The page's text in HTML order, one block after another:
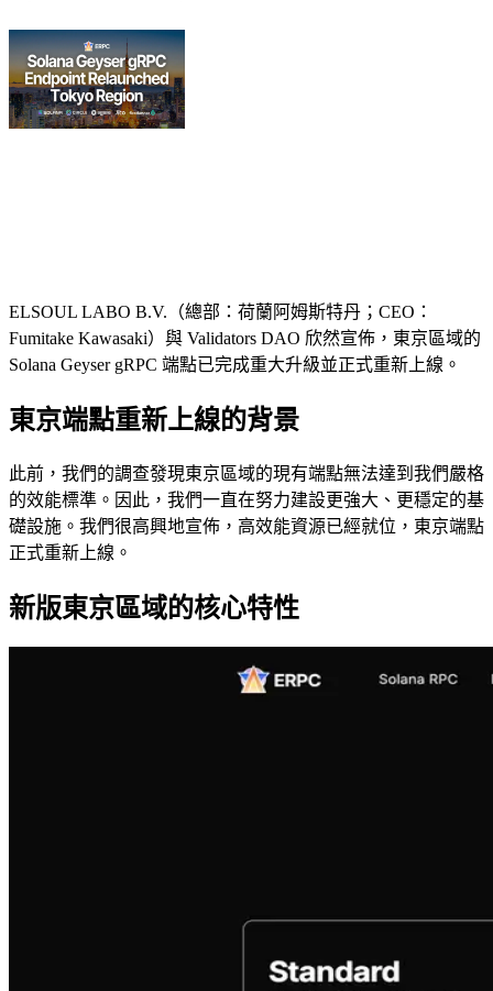
ELSOUL LABO B.V.（總部：荷蘭阿姆斯特丹；CEO：
Fumitake Kawasaki）與 Validators DAO 欣然宣佈，東京區域的
Solana Geyser gRPC 端點已完成重大升級並正式重新上線。
東京端點重新上線的背景
此前，我們的調查發現東京區域的現有端點無法達到我們嚴格
的效能標準。因此，我們一直在努力建設更強大、更穩定的基
礎設施。我們很高興地宣佈，高效能資源已經就位，東京端點
正式重新上線。
新版東京區域的核心特性